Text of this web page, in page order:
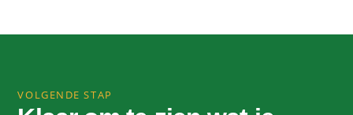
VOLGENDE STAP